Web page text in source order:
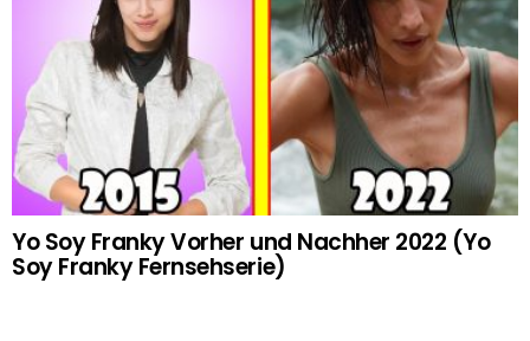
Yo Soy Franky Vorher und Nachher 2022 (Yo
Soy Franky Fernsehserie)